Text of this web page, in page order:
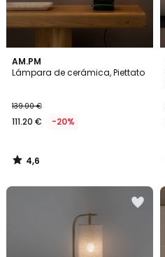
AM.PM
Lámpara de cerámica, Piettato
139.00 €
111.20 € -20%
4,6
/ 5
4,6
/